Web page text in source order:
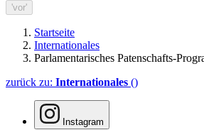
'vor'
Startseite
Internationales
Parlamentarisches Patenschafts-
zurück zu: Internationales ()
Instagram